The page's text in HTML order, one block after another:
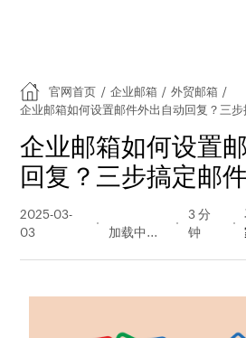
官网首页 / 企业邮箱 / 外贸邮箱 /
企业邮箱如何设置邮件外出自动回复？三
企业邮箱如何设置
回复？三步搞定邮
2025-03-
03
量
3 分
钟